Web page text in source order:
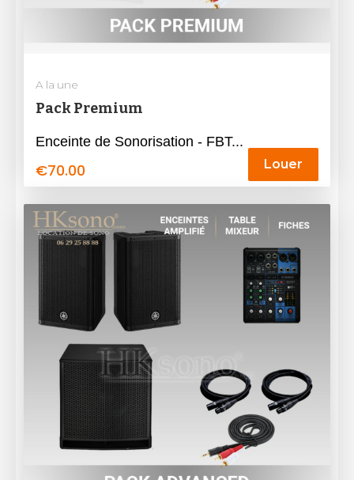
A la une
Pack Premium
Enceinte de Sonorisation - FBT...
€70.00 Louer